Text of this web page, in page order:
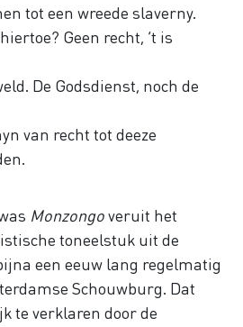
tot een wreede slaverny.
Geen recht, ’t is
De Godsdienst, noch de
van recht tot deeze
Monzongoveruit het
toneelstuk uit de
een eeuw lang regelmatig
Schouwburg. Dat
te verklaren door de